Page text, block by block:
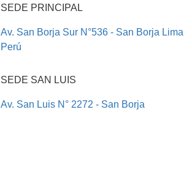
SEDE PRINCIPAL
Av. San Borja Sur N°536 - San Borja Lima
Perú
SEDE SAN LUIS
Av. San Luis N° 2272 - San Borja